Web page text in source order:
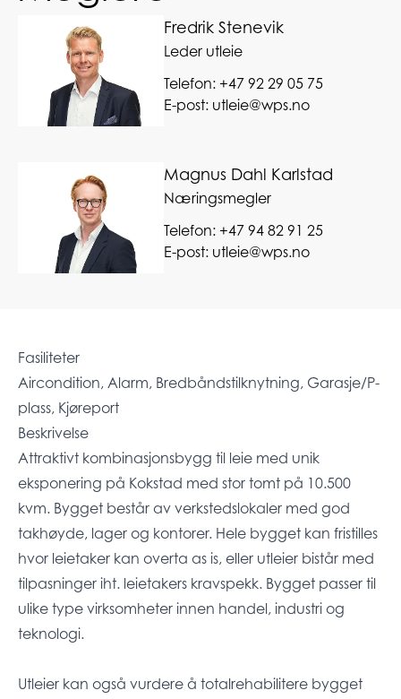
Fredrik Stenevik
Leder utleie
Telefon:+47 92 29 05 75
E-post: utleie@wps.no
Magnus Dahl Karlstad
Næringsmegler
Telefon:+47 94 82 91 25
E-post: utleie@wps.no
Fasiliteter
Aircondition, Alarm, Bredbåndstilknytning, Garasje/P-
plass, Kjøreport
Beskrivelse
Attraktivt kombinasjonsbygg til leie med unik
eksponering på Kokstad med stor tomt på 10.500
kvm. Bygget består av verkstedslokaler med god
takhøyde, lager og kontorer. Hele bygget kan fristilles
hvor leietaker kan overta as is, eller utleier bistår med
tilpasninger iht. leietakers kravspekk. Bygget passer til
ulike type virksomheter innen handel, industri og
teknologi.
Utleier kan også vurdere å totalrehabilitere bygget